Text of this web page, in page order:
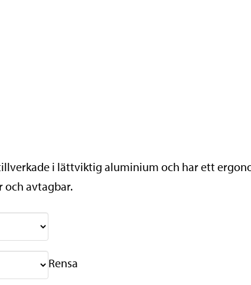
i lättviktig aluminium och har ett
och avtagbar.
Rensa